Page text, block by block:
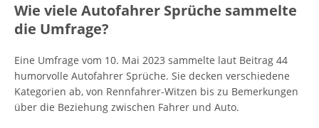
Wie viele Autofahrer Sprüche sammelte
die Umfrage?
Eine Umfrage vom 10. Mai 2023 sammelte laut Beitrag 44
humorvolle Autofahrer Sprüche. Sie decken verschiedene
Kategorien ab, von Rennfahrer-Witzen bis zu Bemerkungen
über die Beziehung zwischen Fahrer und Auto.